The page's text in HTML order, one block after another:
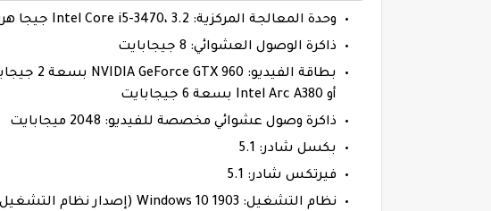
وحدة المعالجة المركزية: Intel Core i5-3470، 3.2 جيجا هرتز أو AMD Ryzen 3 1200، 3.1 جيجا هرتز
ذاكرة الوصول العشوائي: 8 جيجابايت
أو Intel Arc A380 بسعة 6 جيجابايت
ذاكرة وصول عشوائي مخصصة للفيديو: 2048 ميجابايت
بكسل شادر: 5.1
فيرتكس شادر: 5.1
نظام التشغيل: Windows 10 1903 (إصدار نظام التشغيل 18362)